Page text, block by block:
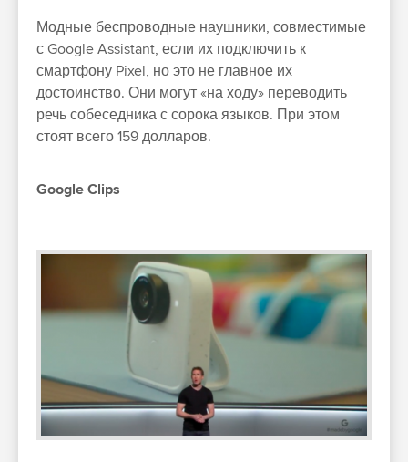
Модные беспроводные наушники, совместимые
с Google Assistant, если их подключить к
смартфону Pixel, но это не главное их
достоинство. Они могут «на ходу» переводить
речь собеседника с сорока языков. При этом
стоят всего 159 долларов.
Google Clips